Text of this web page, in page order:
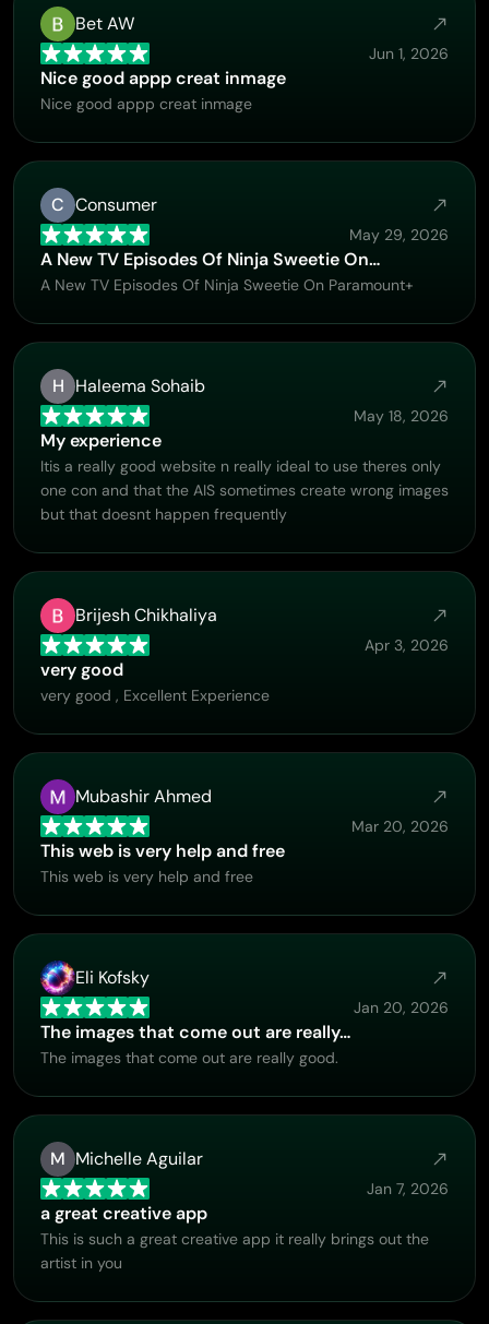
friendly, and genuinely tries to solve any issues you may
encounter they care about their users. Overall, Piclumen
is an innovative, user-friendly, and exciting AI platform. I
highly recommend it to anyone interested in AI image and
video creation.
Bet AW
Jun 1, 2026
Nice good appp creat inmage
Nice good appp creat inmage
C Consumer
May 29, 2026
A New TV Episodes Of Ninja Sweetie On…
A New TV Episodes Of Ninja Sweetie On Paramount+
H Haleema Sohaib
May 18, 2026
My experience
Itis a really good website n really ideal to use theres only
one con and that the AIS sometimes create wrong images
but that doesnt happen frequently
Brijesh Chikhaliya
Apr 3, 2026
very good
very good , Excellent Experience
Mubashir Ahmed
Mar 20, 2026
This web is very help and free
This web is very help and free
Eli Kofsky
Jan 20, 2026
The images that come out are really…
The images that come out are really good.
M Michelle Aguilar
Jan 7, 2026
a great creative app
This is such a great creative app it really brings out the
artist in you